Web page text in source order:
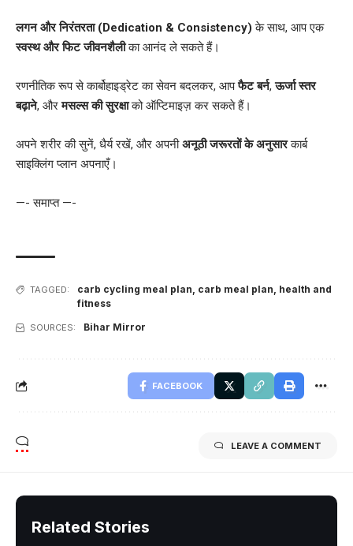
लगन और निरंतरता (Dedication & Consistency) के साथ, आप एक
स्वस्थ और फिट जीवनशैलीका आनंद ले सकते हैं।
रणनीतिक रूप से कार्बोहाइड्रेट का सेवन बदलकर, आपफैट बर्न,ऊर्जा स्तर
बढ़ाने, औरमसल्स की सुरक्षाको ऑप्टिमाइज़ कर सकते हैं।
अपने शरीर की सुनें, धैर्य रखें, और अपनीअनूठी जरूरतों के अनुसारकार्ब
साइक्लिंग प्लान अपनाएँ।
—- समाप्त —-
TAGGED: carb cycling meal plan, carb meal plan, health and
fitness
SOURCES: Bihar Mirror
FACEBOOK
LEAVE A COMMENT
Related Stories